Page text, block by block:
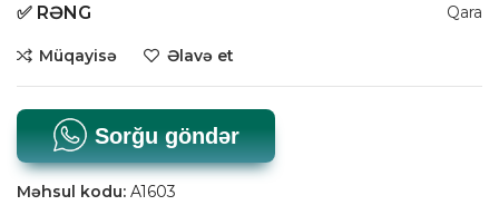
✅ RƏNG Qara
Müqayisə Əlavə et
Sorğu göndər
Məhsul kodu: A1603